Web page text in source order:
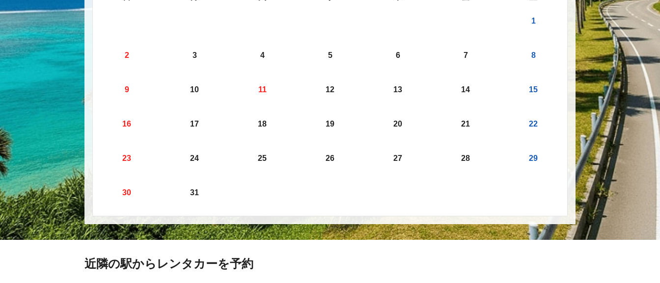
1
2 3 4 5 6 7 8
9 10 11 12 13 14 15
16 17 18 19 20 21 22
23 24 25 26 27 28 29
30 31
近隣の駅からレンタカーを予約